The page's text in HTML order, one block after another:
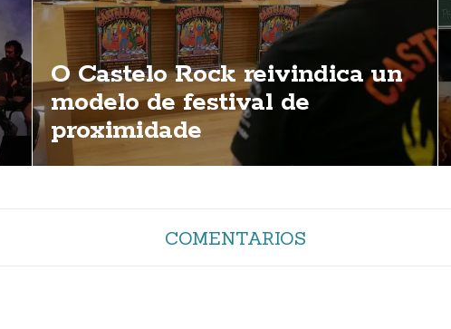
O Castelo Rock reivindica un
modelo de festival de
proximidade
COMENTARIOS